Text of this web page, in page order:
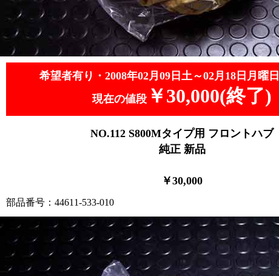
希望者有り・2008年02月09日土～02月18日月曜日
現在の値段 ￥30,000(終了)
NO.112 S800Mタイプ用 フロントハブ
純正 新品
￥30,000
部品番号：44611-533-010